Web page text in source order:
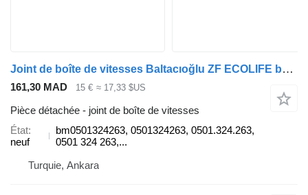
Joint de boîte de vitesses Baltacıoğlu ZF ECOLIFE bm0501324263 pour bus
161,30 MAD 15 € ≈ 17,33 $US
Pièce détachée - joint de boîte de vitesses
État
neuf
bm0501324263, 0501324263, 0501.324.263,
0501 324 263,...
Turquie, Ankara